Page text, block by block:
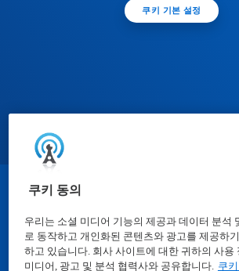
쿠키 동의
우리는 소셜 미디어 기능의 제공과 데이터 분석
로 동작하고 개인화된 콘텐츠와 광고를 제공하
하고 있습니다. 회사 사이트에 대한 귀하의 사용
미디어, 광고 및 분석 협력사와 공유합니다. 쿠
쿠키 기본 설정
물질안전보건자료표| 개인정보보호